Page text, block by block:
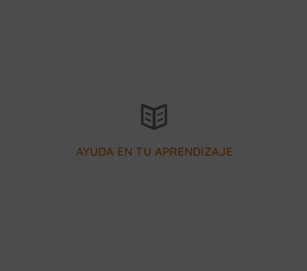
AYUDA EN TU APRENDIZAJE
profesores listos para ayudarte